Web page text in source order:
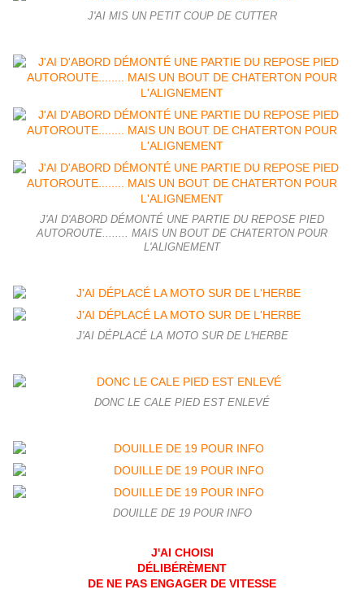
J'AI MIS UN PETIT COUP DE CUTTER
J'AI D'ABORD DÉMONTÉ UNE PARTIE DU REPOSE PIED
AUTOROUTE........ MAIS UN BOUT DE CHATERTON POUR
L'ALIGNEMENT
J'AI DÉPLACÉ LA MOTO SUR DE L'HERBE
DONC LE CALE PIED EST ENLEVÉ
DOUILLE DE 19 POUR INFO
J'AI CHOISI
DÉLIBÉRÈMENT
DE NE PAS ENGAGER DE VITESSE